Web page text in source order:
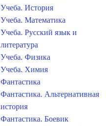
Учеба. История
Учеба. Математика
Учеба. Русский язык и
литература
Учеба. Физика
Учеба. Химия
Фантастика
Фантастика. Альтернативная
история
Фантастика. Боевик